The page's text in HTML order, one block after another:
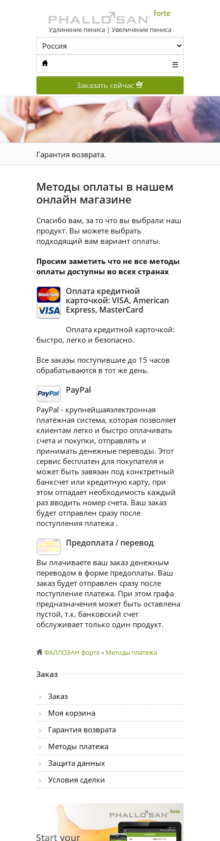
Удлинение пениса | Увеличение пениса
☰
Заказать сейчас
Гарантия возврата.
Методы оплаты в нашем
онлайн магазине
Спасибо вам, за то что вы выбрали наш
продукт. Вы можете выбрать
подходящий вам вариант оплаты.
Просим заметить что не все методы
оплаты доступны во всех странах
Оплата кредитной
карточкой: VISA, American
Express, MasterCard
Оплата кредитной карточкой:
быстро, легко и безопасно.
Все заказы поступившие до 15 часов
обрабатываются в тот же день.
PayPal
PayPal - крупнейшаяэлектронная
платёжная система, которая позволяет
клиентам легко и быстро оплачивать
счета и покупки, отправлять и
принимать денежные переводы. Этот
сервис бесплатен для покупателя и
может быть завязан под конктретный
банксчет или кредитную карту, при
этом отпадает необходимость каждый
раз вводить номер счета. Ваш заказ
будет отправлен сразу после
поступления платежа .
Предоплата / перевод
Вы плачиваете ваш заказ денежным
переводом в форме предоплаты. Ваш
заказ будет отправлен сразу после
поступление платежа. При этом графа
предназначения может быть оставлена
пустой, т.к. банковский счет
обслуживает только один продукт.
ФАЛЛОЗАН форте» Методы платежа
Заказ
Заказ
Моя корзина
Гарантия возврата
Методы платежа
Защита данных
Условия сделки